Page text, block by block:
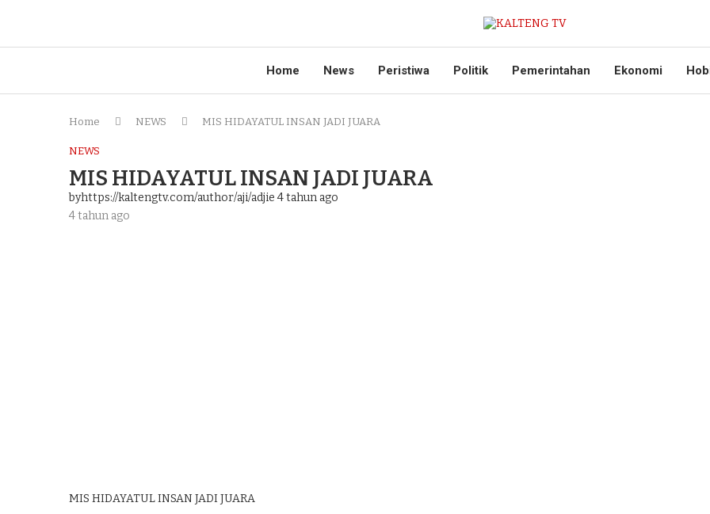
Home News Peristiwa Politik Pemerintahan Ekonomi
Home NEWS MIS HIDAYATUL INSAN JADI JUARA
NEWS
MIS HIDAYATUL INSAN JADI JUARA
byhttps://kaltengtv.com/author/aji/adjie 4 tahun ago
4 tahun ago
MIS HIDAYATUL INSAN JADI JUARA